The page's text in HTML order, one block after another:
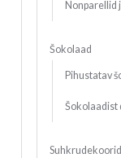
Nonparellid
Šokolaad
Pihustatav
Šokolaadist
Suhkrudekoorid